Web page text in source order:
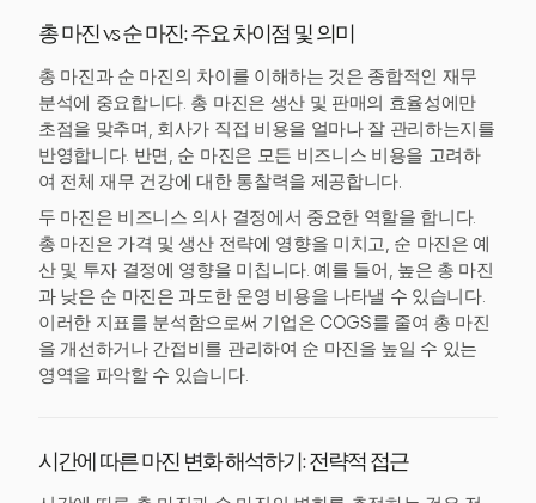
총 마진 vs 순 마진: 주요 차이점 및 의미
총 마진과 순 마진의 차이를 이해하는 것은 종합적인 재무
분석에 중요합니다. 총 마진은 생산 및 판매의 효율성에만
초점을 맞추며, 회사가 직접 비용을 얼마나 잘 관리하는지를
반영합니다. 반면, 순 마진은 모든 비즈니스 비용을 고려하
여 전체 재무 건강에 대한 통찰력을 제공합니다.
두 마진은 비즈니스 의사 결정에서 중요한 역할을 합니다.
총 마진은 가격 및 생산 전략에 영향을 미치고, 순 마진은 예
산 및 투자 결정에 영향을 미칩니다. 예를 들어, 높은 총 마진
과 낮은 순 마진은 과도한 운영 비용을 나타낼 수 있습니다.
이러한 지표를 분석함으로써 기업은 COGS를 줄여 총 마진
을 개선하거나 간접비를 관리하여 순 마진을 높일 수 있는
영역을 파악할 수 있습니다.
시간에 따른 마진 변화 해석하기: 전략적 접근